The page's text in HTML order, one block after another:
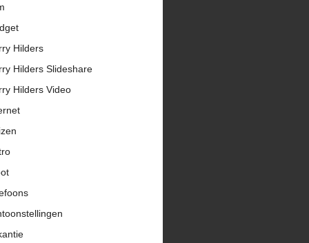
Hilders
Hilders Slideshare
Hilders Video